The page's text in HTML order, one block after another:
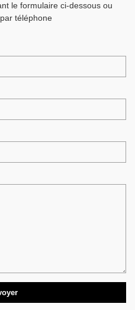
le formulaire ci-dessous ou
téléphone